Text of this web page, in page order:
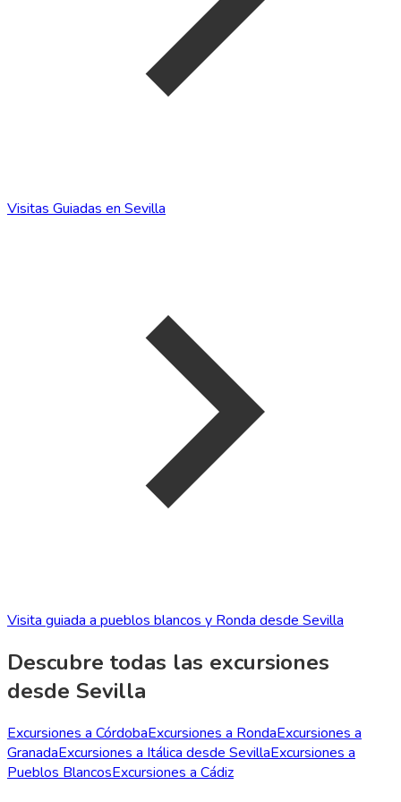
Visitas Guiadas en Sevilla
Visita guiada a pueblos blancos y Ronda desde Sevilla
Descubre todas las excursiones
desde Sevilla
Excursiones a CórdobaExcursiones a RondaExcursiones a
GranadaExcursiones a Itálica desde SevillaExcursiones a
Pueblos BlancosExcursiones a Cádiz